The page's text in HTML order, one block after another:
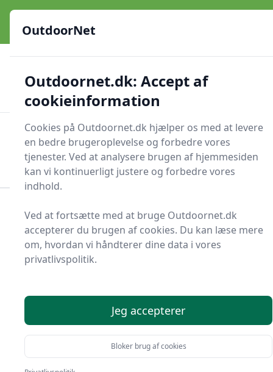
OutdoorNet - Inspiration, guides og grej til livet under åben
himmel
23 produktyper 🔐Sikker nethandel
Verificerede webshops
OutdoorNet
Søg nu
Søg nu
Forside Flækøkse
Bedste flækøkser på
markedet - 1
anbefalinger
Du er landet på OutdoorNet, hvor du finder de bedste
flækøkser. Vi har udvalgt 1 produkter til dig!
OutdoorNet
Outdoornet.dk: Accept af
cookieinformation
Cookies på Outdoornet.dk hjælper os med at levere
en bedre brugeroplevelse og forbedre vores
tjenester. Ved at analysere brugen af hjemmesiden
kan vi kontinuerligt justere og forbedre vores
indhold.
Ved at fortsætte med at bruge Outdoornet.dk
accepterer du brugen af cookies. Du kan læse mere
om, hvordan vi håndterer dine data i vores
privatlivspolitik.
Jeg accepterer
Bloker brug af cookies